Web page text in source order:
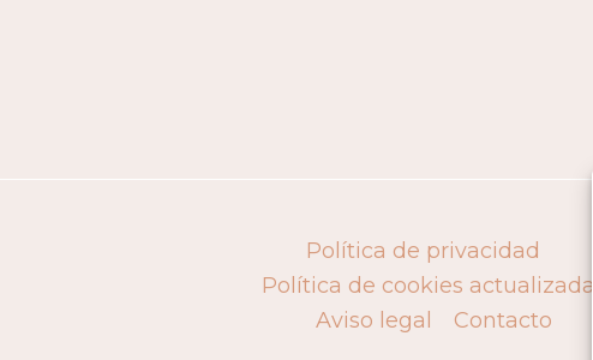
Política de privacidad
Política de cookies actualizada
Aviso legal
Contacto